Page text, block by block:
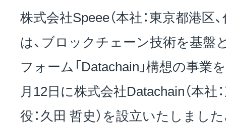
採用情報
サステナビリティ
株式会社Speee（本社：東京都港区
は、ブロックチェーン技術を基盤
フォーム「Datachain」構想の事業
月12日に株式会社Datachain（本社
役：久田 哲史）を設立いたしました